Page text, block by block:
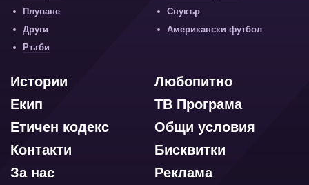
Плуване
Снукър
Други
Американски футбол
Ръгби
Любопитно
Истории
ТВ Програма
Екип
Общи условия
Етичен кодекс
Бисквитки
Контакти
Реклама
За нас